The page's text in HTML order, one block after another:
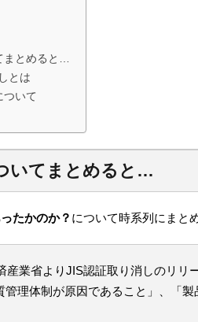
まとめると…
とは
ついて
いてまとめると…
たかのか？ について時系列にまと
産業省よりJIS認証取り消しのリリ
管理体制が原因であること」、「